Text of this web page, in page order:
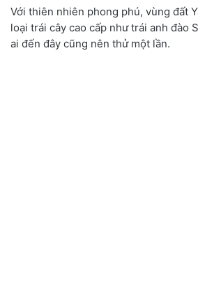
Với thiên nhiên phong phú, vùng đất
loại trái cây cao cấp như trái anh đào
ai đến đây cũng nên thử một lần.